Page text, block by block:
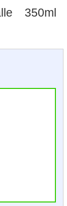
350ml